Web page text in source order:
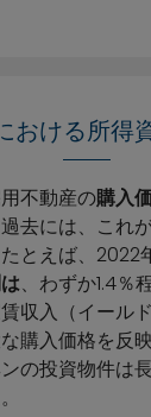
おける所得
不動産の購入
去には、これ
とえば、2022
、わずか1.4％
収入（イール
購入価格を反
の投資物件は